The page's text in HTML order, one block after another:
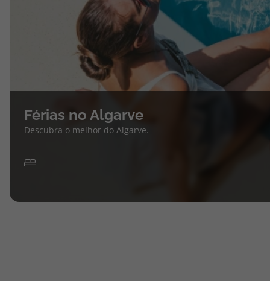
Férias no Algarve
Descubra o melhor do Algarve.